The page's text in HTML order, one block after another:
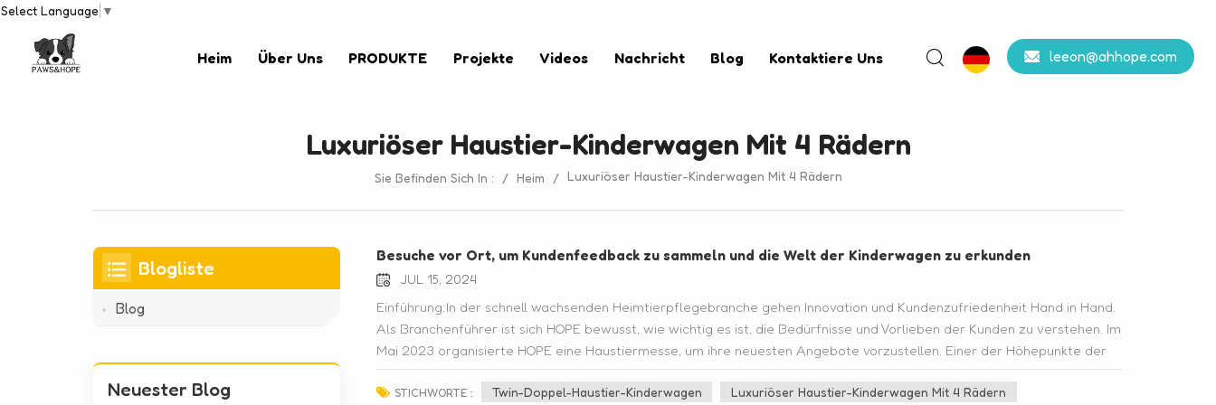
Select Language ▼
leeon@ahhope.com
Heim Über Uns PRODUKTE Projekte Videos Nachricht Blog Kontaktiere Uns
Luxuriöser Haustier-Kinderwagen Mit 4 Rädern
Sie Befinden Sich In : / Heim / Luxuriöser Haustier-Kinderwagen Mit 4 Rädern
Besuche vor Ort, um Kundenfeedback zu sammeln und die Welt der Kinderwagen zu erkunden
JUL 15, 2024
Einführung:In der schnell wachsenden Heimtierpflegebranche gehen Innovation und Kundenzufriedenheit Hand in Hand.
Als Branchenführer ist sich HOPE bewusst, wie wichtig es ist, die Bedürfnisse und Vorlieben der Kunden zu verstehen. Im
Mai 2023 organisierte HOPE eine Haustiermesse, um ihre neuesten Angebote vorzustellen. Einer der Höhepunkte der
Veranstaltung war das Angebot an Haustierkinderwagen, darunter der Hochwertiger Twin-Doppel-Haustier-
Kinderwagen und der luxuriöse 4-Rad-Kinderwagen für Haustiere. Um die größtmögliche Kundenzufriedenheit zu
STICHWORTE : Twin-Doppel-Haustier-Kinderwagen
Luxuriöser Haustier-Kinderwagen Mit 4 Rädern
Blogliste
Blog
Neuester Blog